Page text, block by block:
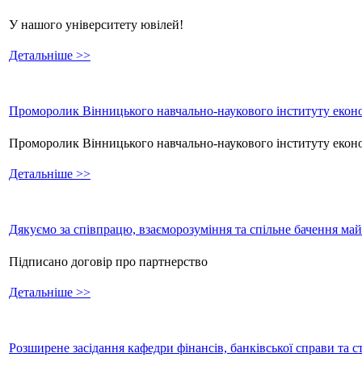
У нашого університету ювілей!
Детальніше >>
Проморолик Вінницького навчально-наукового інституту
Проморолик Вінницького навчально-наукового інституту
Детальніше >>
Дякуємо за співпрацю, взаєморозуміння та спільне бачення
Підписано договір про партнерство
Детальніше >>
Розширене засідання кафедри фінансів, банківської справи та